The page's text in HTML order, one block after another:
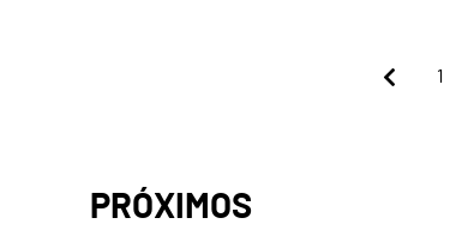
1
PRÓXIMOS